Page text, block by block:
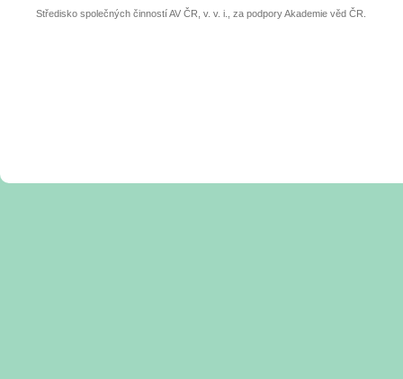
Středisko společných činností AV ČR, v. v. i., za podpory Akademie věd ČR.